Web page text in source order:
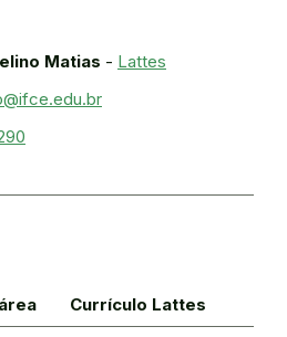
Matias - Lattes
Currículo Lattes